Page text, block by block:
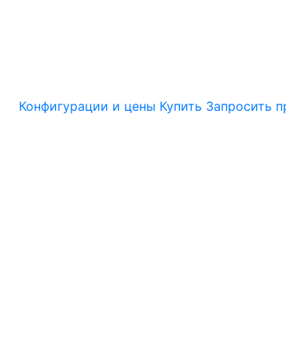
Конфигурации и цены Купить Запросить